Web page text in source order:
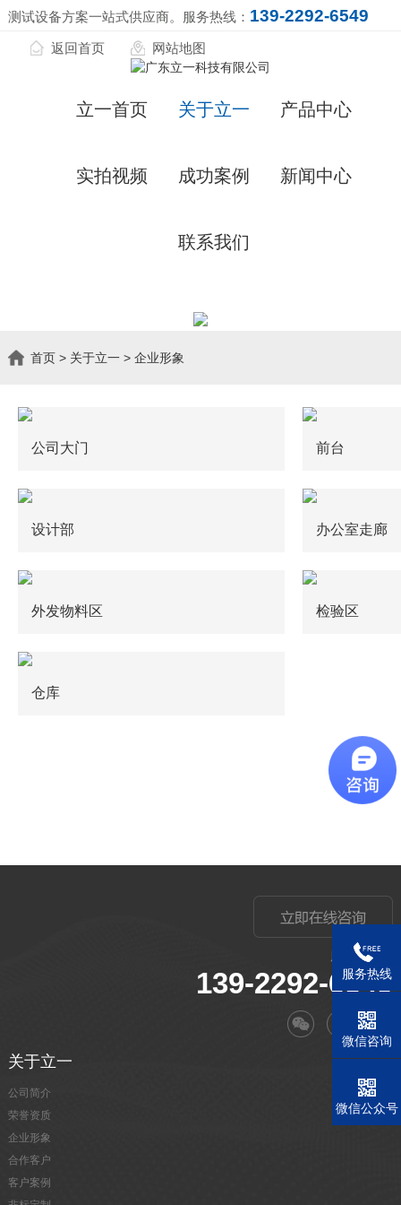
测试设备方案一站式供应商。服务热线： 139-2292-6549
返回首页 网站地图
立一首页 关于立一 产品中心
实拍视频 成功案例 新闻中心
联系我们
首页> 关于立一> 企业形象
公司大门 前台
设计部 办公室走廊
外发物料区 检验区
仓库
服务电话：
139-2292-6549
关于立一
公司简介
荣誉资质
企业形象
合作客户
客户案例
服务热线
微信咨询
微信公众号